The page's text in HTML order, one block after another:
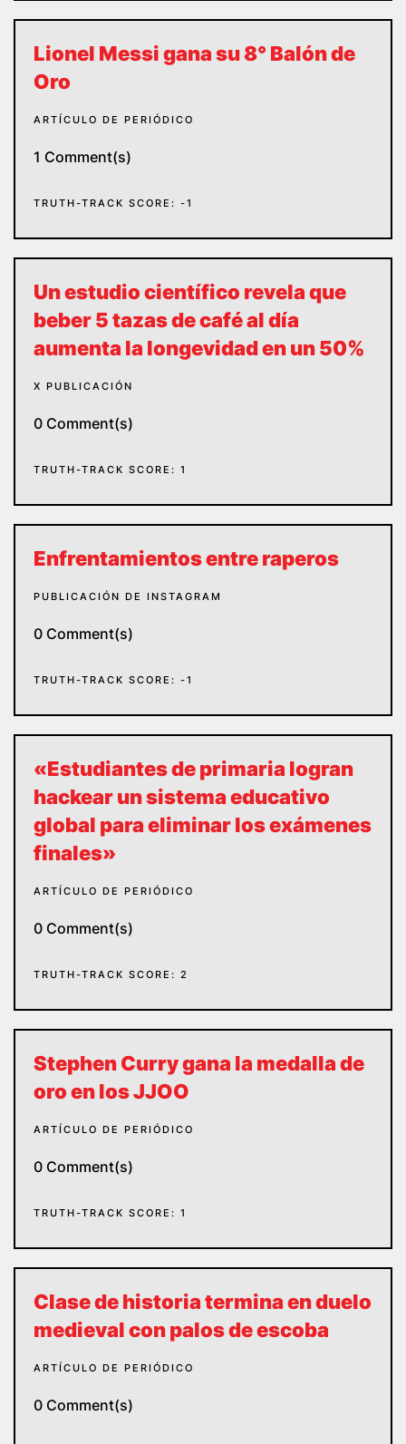
Lionel Messi gana su 8° Balón de
Oro
ARTÍCULO DE PERIÓDICO
1 Comment(s)
TRUTH-TRACK SCORE: -1
Un estudio científico revela que
beber 5 tazas de café al día
aumenta la longevidad en un 50%
X PUBLICACIÓN
0 Comment(s)
TRUTH-TRACK SCORE: 1
Enfrentamientos entre raperos
PUBLICACIÓN DE INSTAGRAM
0 Comment(s)
TRUTH-TRACK SCORE: -1
«Estudiantes de primaria logran
hackear un sistema educativo
global para eliminar los exámenes
finales»
ARTÍCULO DE PERIÓDICO
0 Comment(s)
TRUTH-TRACK SCORE: 2
Stephen Curry gana la medalla de
oro en los JJOO
ARTÍCULO DE PERIÓDICO
0 Comment(s)
TRUTH-TRACK SCORE: 1
Clase de historia termina en duelo
medieval con palos de escoba
ARTÍCULO DE PERIÓDICO
0 Comment(s)